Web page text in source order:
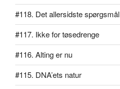
#118. Det allersidste spørgsmål
#117. Ikke for tøsedrenge
#116. Alting er nu
#115. DNA’ets natur